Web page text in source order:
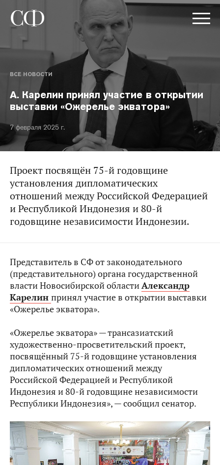
ВСЕ НОВОСТИ
А. Карелин принял участие в открытии
выставки «Ожерелье экватора»
7 февраля 2025 г.
Проект посвящён 75-й годовщине
установления дипломатических
отношений между Российской Федерацией
и Республикой Индонезия и 80-й
годовщине независимости Индонезии.
Представитель в СФ от законодательного
(представительного) органа государственной
власти Новосибирской областиАлександр
Карелин принял участие в открытии выставки
«Ожерелье экватора».
«Ожерелье экватора» —трансазиатский
художественно-просветительский проект,
посвящённый 75-й годовщине установления
дипломатических отношений между
Российской Федерацией и Республикой
Индонезия и 80-й годовщине независимости
Республики Индонезия», — сообщил сенатор.